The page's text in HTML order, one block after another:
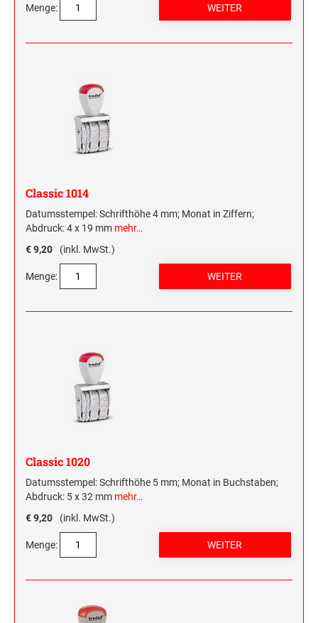
Menge:
Classic 1014
Datumsstempel: Schrifthöhe 4 mm; Monat in Ziffern;
Abdruck: 4 x 19 mm mehr…
€ 9,20
(inkl. MwSt.)
Menge:
Classic 1020
Datumsstempel: Schrifthöhe 5 mm; Monat in Buchstaben;
Abdruck: 5 x 32 mm mehr…
€ 9,20
(inkl. MwSt.)
Menge: